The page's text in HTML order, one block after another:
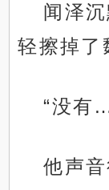
闻泽
轻擦掉了
“没有
他声